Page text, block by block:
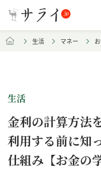
生活 マネー
生活
金利の計算方法
利用する前に知
仕組み【お金の